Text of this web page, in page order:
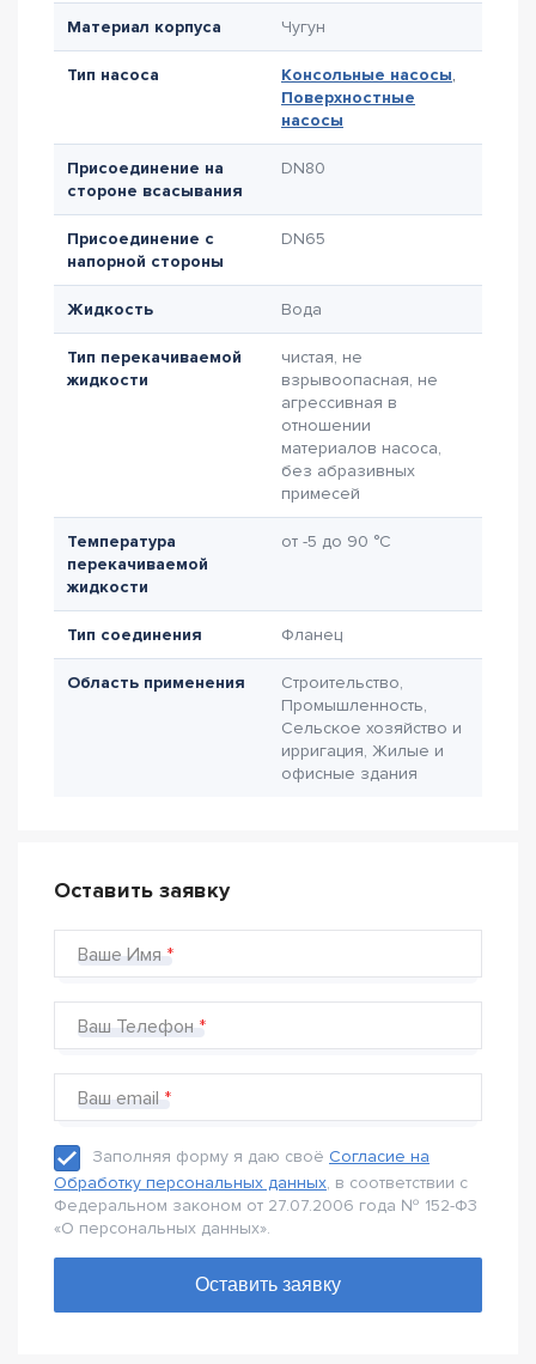
Материал корпуса Чугун
Тип насоса Консольные насосы,
Поверхностные
насосы
Присоединение на
стороне всасывания
DN80
Присоединение с
напорной стороны
DN65
Жидкость Вода
Тип перекачиваемой
жидкости
чистая, не
взрывоопасная, не
агрессивная в
отношении
материалов насоса,
без абразивных
примесей
Температура
перекачиваемой
жидкости
от -5 до 90 °C
Тип соединения Фланец
Область применения
Строительство,
Промышленность,
Сельское хозяйство и
ирригация, Жилые и
офисные здания
Оставить заявку
Ваше Имя
Ваш Телефон
Ваш email
Заполняя форму я даю своё Согласие на
Обработку персональных данных, в соответствии с
Федеральном законом от 27.07.2006 года № 152-Ф3
«О персональных данных».